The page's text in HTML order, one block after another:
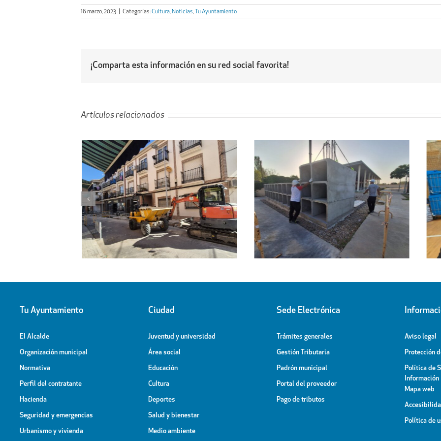
16 marzo, 2023 Categorías:Cultura, Noticias, Tu Ayuntamiento
¡Comparta esta información en su red social favorita!
Artículos relacionados
Obras de ampliación del
Cementerio-Tanatorio Municipal
Regresa a sus hogares el centenar
de personas acogidas en el
Pabellón Cubierto
Tu Ayuntamiento
El Alcalde
Organización municipal
Normativa
Perfil del contratante
Hacienda
Seguridad y emergencias
Urbanismo y vivienda
Ciudad
Juventud y universidad
Área social
Educación
Cultura
Deportes
Salud y bienestar
Medio ambiente
Sede Electrónica
Trámites generales
Gestión Tributaria
Padrón municipal
Portal del proveedor
Pago de tributos
Aviso legal
Protección
Política de
Información
Mapa web
Política de